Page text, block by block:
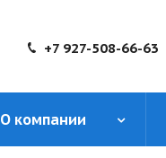
+7 927-508-66-63
О компании